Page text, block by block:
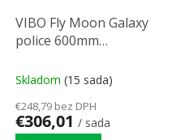
VIBO Fly Moon Galaxy
police 600mm
Skladom (15 sada)
€248,79 bez DPH
€306,01 / sada